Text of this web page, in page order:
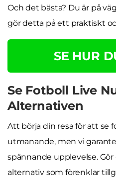
Och det bästa? Du är på
gör detta på ett praktiskt
SE HUR
Se Fotboll Live
Alternativen
Att börja din resa för att se
utmanande, men vi
spännande upplevelse.
alternativ som förenklar